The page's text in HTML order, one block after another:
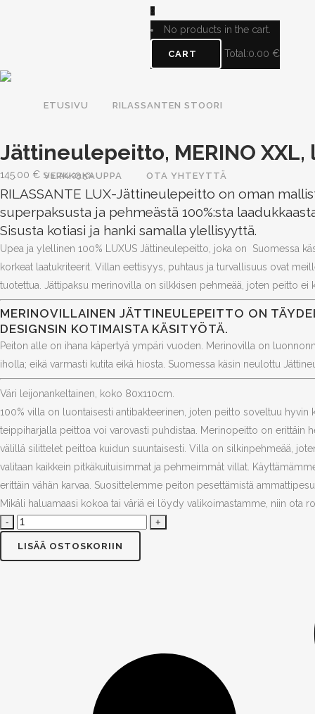
0
No products in the cart.
CART Total:0.00 €
ETUSIVU RILASSANTEN STOORI
VERKKOKAUPPA OTA YHTEYTTÄ
Jättineulepeitto, MERINO
145.00 € Sis. Alv 25,5%
RILASSANTE LUX-Jättineulepeitto on oman
superpaksusta ja pehmeästä 100%:sta
Sisusta kotiasi ja hanki samalla ylellisyyttä.
Upea ja ylellinen 100% LUXUS Jättineulepeitto, joka on Suomessa
korkeat laatukriteerit. Villan eettisyys, puhtaus ja turvallisuus ovat
tuotettua. Jättipaksu merinovilla on silkkisen pehmeää, joten peitto ei
MERINOVILLAINEN JÄTTINEULEPEITTO ON
DESIGNSIN KOTIMAISTA KÄSITYÖTÄ.
Peiton alle on ihana käpertyä ympäri vuoden. Merinovilla on
iholla; eikä varmasti kutita eikä hiosta. Suomessa käsin neulottu
Väri leijonankeltainen, koko 80x110cm.
100% villa on luontaisesti antibakteerinen, joten peitto soveltuu
teippiharjalla peittoa voi varovasti puhdistaa. Merinopeitto on erittäin
välillä silittelet peittoa kuidun suuntaisesti. Villa on silkinpehmeää,
valitaan kaikkein pitkäkuituisimmat ja pehmeimmät villat.
erittäin vähän karvaa. Suosittelemme peiton pesettämistä
Mikäli haluamaasi kokoa tai väriä ei löydy valikoimastamme, niin ota
Jättineulepeitto,
MERINO
XXL,
LISÄÄ OSTOSKORIIN